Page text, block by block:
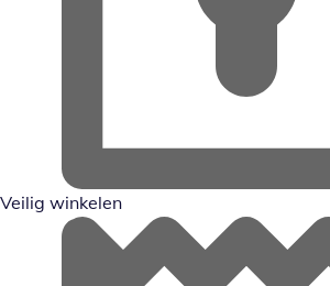
Veilig winkelen